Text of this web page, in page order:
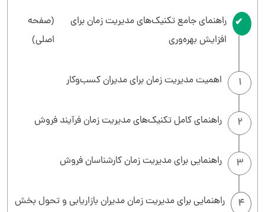
0
راهنمای جامع تکنیک‌های مدیریت زمان برای
افزایش بهره‌وری
(صفحه
اصلی)
1 اهمیت مدیریت زمان برای مدیران کسب‌وکار
2 راهنمای کامل تکنیک‌های مدیریت زمان فرآیند فروش
3 راهنمایی برای مدیریت زمان کارشناسان فروش
4
راهنمایی برای مدیریت زمان مدیران بازاریابی و تحول بخش